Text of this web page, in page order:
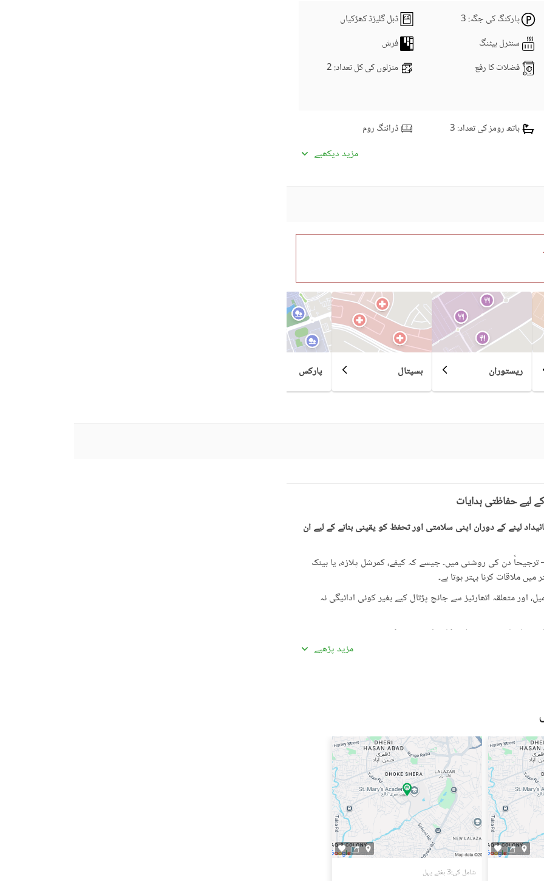
پارکنگ کی جگہ: 3
ڈبل گلیزڈ کھڑکیاں
سنٹرل ہیٹنگ
فرش
فضلات کا رفع منزلوں کی کل تعداد: 2
باتھ رومز کی تعداد: 3
ڈرائنگ روم
کمیونٹی سوئمنگ پول
کمیونٹی جم
ڈے کیئر سینٹر
بچوں کے کھیلنے کا حصہ
کمیونٹی مسجد
کمیونٹی سنٹر
قریبی ہسپتال
ائیرپورٹ سے فاصلہ (کلومیٹر
میں)
حفاظتی عملہ
مزید دیکھیے
ریستوران ہسپتال پارکس
لیے حفاظتی ہدایات
لینے کے دوران اپنی سلامتی اور تحفظ کو یقینی بنانے کے لیے ان
دن کی روشنی میں۔ جیسے کہ کیفے، کمرشل پلازہ، یا بینک
ملاقات کرنا بہتر ہوتا ہے۔
اور متعلقہ اتھارٹیز سے جانچ پڑتال کیے بغیر کوئی ادائیگی نہ
معلومات سے تفصیلات کا موازنہ ضرور کریں۔
اچھی لگیں۔ غیرمعمولی طور پر کم قیمتیں دھوکہ دہی کی
جائیداد پر کسی بھی قسم کی رکاوٹ یا تنازعے کی جانچ کریں۔
کسی قابل اعتماد شخص کو ساتھ لے جائیں۔
اپنی ذاتی یا مالی معلومات شیئر کرنے سے گریز کریں۔
کے لیے ذمہ دار نہیں ہے۔ تمام صارفین اپنے اشتہارات
خود ذمہ دار ہیں۔ کسی بھی معاہدے کو حتمی شکل دینے سے پہلے
اسٹیٹ ماہرین سے مشورہ حاصل کریں۔
مزید پڑھیے
شامل کی:3 ہفتے پہل